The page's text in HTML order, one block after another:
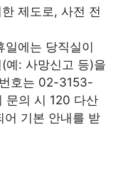
제도로, 사전 전
일에는 당직실이
예: 사망신고 등)을
호는 02-3153-
문의 시 120 다산
기본 안내를 받